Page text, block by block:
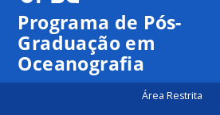
Programa de Pós-
Graduação em
Oceanografia
Área Restrita